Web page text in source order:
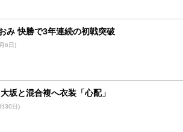
み 快勝で3年連続の初戦突破
6日)
坂と混合複へ衣装「心配」
30日)